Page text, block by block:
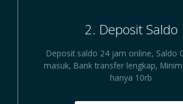
2. Deposit Saldo
Deposit saldo 24 jam online, Saldo
masuk, Bank transfer lengkap,
hanya 10rb